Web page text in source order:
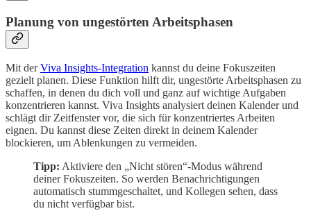
Planung von ungestörten Arbeitsphasen
Mit derViva Insights-Integration kannst du deine Fokuszeiten
gezielt planen. Diese Funktion hilft dir, ungestörte Arbeitsphasen zu
schaffen, in denen du dich voll und ganz auf wichtige Aufgaben
konzentrieren kannst. Viva Insights analysiert deinen Kalender und
schlägt dir Zeitfenster vor, die sich für konzentriertes Arbeiten
eignen. Du kannst diese Zeiten direkt in deinem Kalender
blockieren, um Ablenkungen zu vermeiden.
Tipp: Aktiviere den „Nicht stören“-Modus während
deiner Fokuszeiten. So werden Benachrichtigungen
automatisch stummgeschaltet, und Kollegen sehen, dass
du nicht verfügbar bist.